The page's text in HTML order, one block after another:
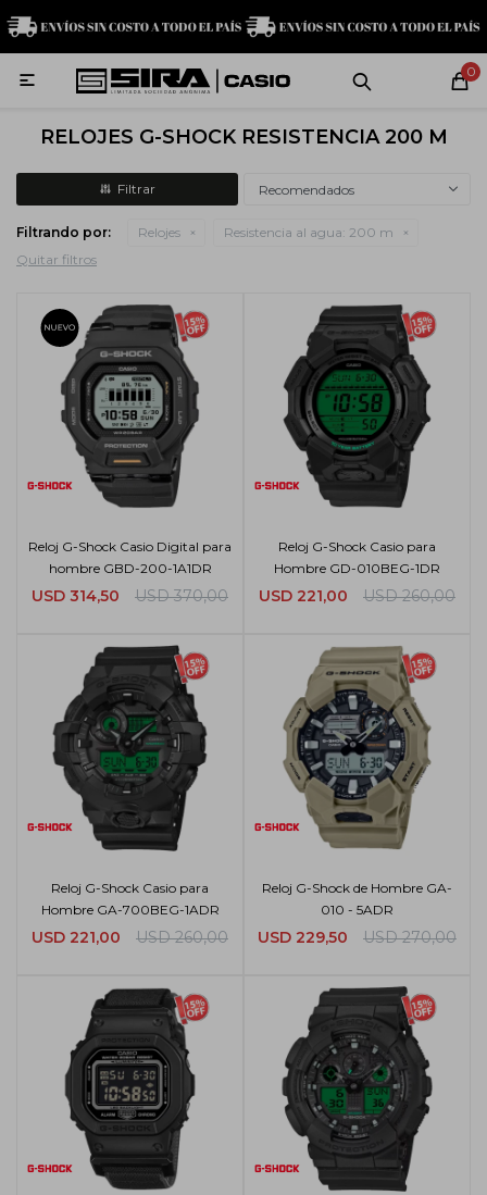
0

RELOJES G-SHOCK RESISTENCIA 200 M
Recomendados
Filtrando por: Relojes Resistencia al agua: 200 m
Quitar filtros
Reloj G-Shock Casio Digital para
hombre GBD-200-1A1DR
USD 314,50 USD 370,00
Reloj G-Shock Casio para
Hombre GD-010BEG-1DR
USD 221,00 USD 260,00
Reloj G-Shock Casio para
Hombre GA-700BEG-1ADR
USD 221,00 USD 260,00
Reloj G-Shock de Hombre GA-
010 - 5ADR
USD 229,50 USD 270,00
MI CUENTA
Relojes Servicio técnico Contacto
G-Shock
Baby-G
Edifice
Casio